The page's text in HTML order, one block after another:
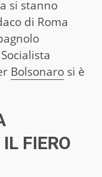
si stanno
di Roma
Bolsonaro si è
FIERO